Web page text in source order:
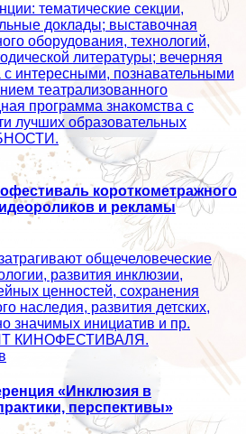
тематические секции,
доклады; выставочная
оборудования, технологий,
литературы; вечерняя
с интересными, познавательными
театрализованного
программа знакомства с
лучших образовательных
короткометражного
и рекламы
общечеловеческие
развития инклюзии,
ценностей, сохранения
наследия, развития детских,
значимых инициатив и пр.
КИНОФЕСТИВАЛЯ.
«Инклюзия в
перспективы»